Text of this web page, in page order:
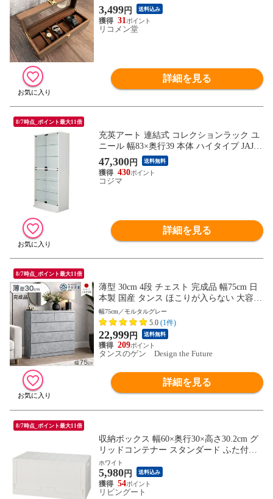
ウォッチボックス コンパクト コレクショ
ン ビジネス 父の日 腕時計ボックス プレゼ
ント 腕時計ボックス ウォッチケース ギフ
3,499円 送料込み
31
リコメン堂
詳細を見る
8/7時点_ポイント最大11倍
充英アート 連結式 コレクションラック ユ
ニール 幅83×奥行39 本体 ハイタイプ JAJA
N ホワイト SCR-8339LHW
47,300円 送料無料
430
コジマ
詳細を見る
8/7時点_ポイント最大11倍
薄型 30cm 4段 チェスト 完成品 幅75cm 日
本製 国産 タンス ほこりが入らない 大容量
キャビネット 箪笥 収納棚 脱衣所 和室 衣
類 リビング 収納 ロータイプ 組み立て不要
木製【超大型】 17100016〔モルタルグレ
ー〕
幅75cm／モルタルグレー
5.0 (1件)
22,999円 送料無料
209
タンスのゲン Design the Future
詳細を見る
8/7時点_ポイント最大11倍
収納ボックス 幅60×奥行30×高さ30.2cm グ
リッドコンテナー スタンダード ふた付き
（ 収納 コンテナボックス 折りたたみ 踏み
台 スツール プラスチック 積み重ね スタッ
キング 箱 衣装ケース 頑丈 収納ケース 奥
行30 ） 【ホワイト】
ホワイト
5,980円 送料込み
54
リビングート